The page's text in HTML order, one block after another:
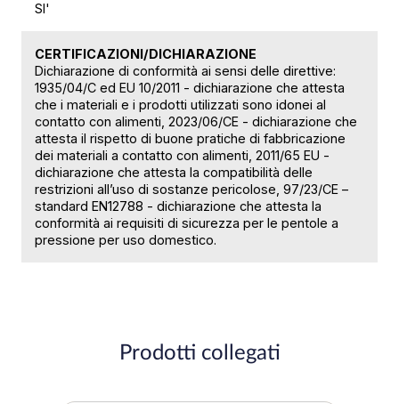
SI'
CERTIFICAZIONI/DICHIARAZIONE
Dichiarazione di conformità ai sensi delle direttive:
1935/04/C ed EU 10/2011 - dichiarazione che attesta
che i materiali e i prodotti utilizzati sono idonei al
contatto con alimenti, 2023/06/CE - dichiarazione che
attesta il rispetto di buone pratiche di fabbricazione
dei materiali a contatto con alimenti, 2011/65 EU -
dichiarazione che attesta la compatibilità delle
restrizioni all’uso di sostanze pericolose, 97/23/CE –
standard EN12788 - dichiarazione che attesta la
conformità ai requisiti di sicurezza per le pentole a
pressione per uso domestico.
Prodotti collegati